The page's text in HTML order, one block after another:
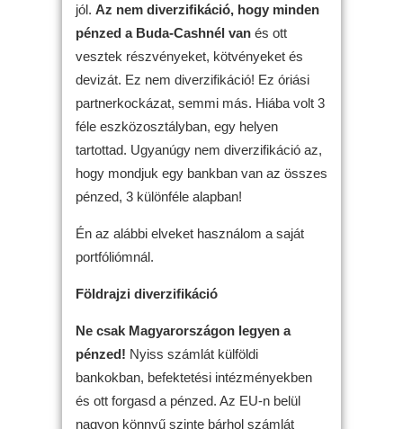
jól. Az nem diverzifikáció, hogy minden
pénzed a Buda-Cashnél van és ott
vesztek részvényeket, kötvényeket és
devizát. Ez nem diverzifikáció! Ez óriási
partnerkockázat, semmi más. Hiába volt 3
féle eszközosztályban, egy helyen
tartottad. Ugyanúgy nem diverzifikáció az,
hogy mondjuk egy bankban van az összes
pénzed, 3 különféle alapban!
Én az alábbi elveket használom a saját
portfóliómnál.
Földrajzi diverzifikáció
Ne csak Magyarországon legyen a
pénzed! Nyiss számlát külföldi
bankokban, befektetési intézményekben
és ott forgasd a pénzed. Az EU-n belül
nagyon könnyű szinte bárhol számlát